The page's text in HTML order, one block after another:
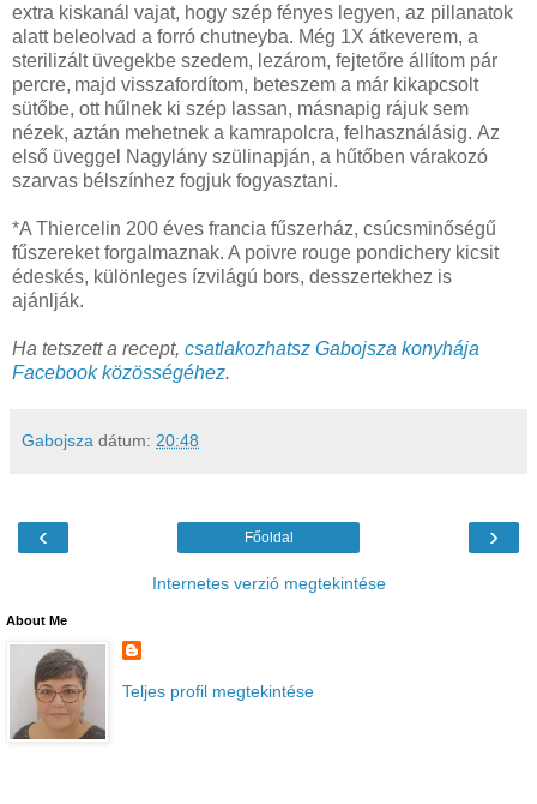
extra kiskanál vajat, hogy szép fényes legyen, az pillanatok
alatt beleolvad a forró chutneyba. Még 1X átkeverem, a
sterilizált üvegekbe szedem, lezárom, fejtetőre állítom pár
percre, majd visszafordítom, beteszem a már kikapcsolt
sütőbe, ott hűlnek ki szép lassan, másnapig rájuk sem
nézek, aztán mehetnek a kamrapolcra, felhasználásig. Az
első üveggel Nagylány szülinapján, a hűtőben várakozó
szarvas bélszínhez fogjuk fogyasztani.
*A Thiercelin 200 éves francia fűszerház, csúcsminőségű
fűszereket forgalmaznak. A poivre rouge pondichery kicsit
édeskés, különleges ízvilágú bors, desszertekhez is
ajánlják.
Ha tetszett a recept, csatlakozhatsz Gabojsza konyhája
Facebook közösségéhez.
Gabojsza dátum: 20:48
‹ ›
Főoldal
Internetes verzió megtekintése
About Me
Teljes profil megtekintése